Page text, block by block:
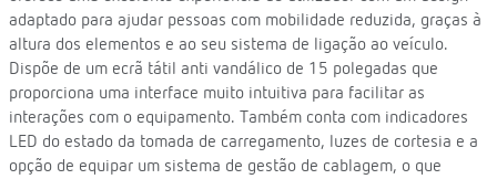
adaptado para ajudar pessoas com mobilidade reduzida, graças à
altura dos elementos e ao seu sistema de ligação ao veículo.
Dispõe de um ecrã tátil anti vandálico de 15 polegadas que
proporciona uma interface muito intuitiva para facilitar as
interações com o equipamento. Também conta com indicadores
LED do estado da tomada de carregamento, luzes de cortesia e a
opção de equipar um sistema de gestão de cablagem, o que